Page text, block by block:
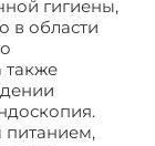
гигиены,
в области
также
питанием,